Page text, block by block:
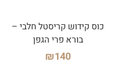
כוס קידוש קריסטל חלבי –
בורא פרי הגפן
₪140